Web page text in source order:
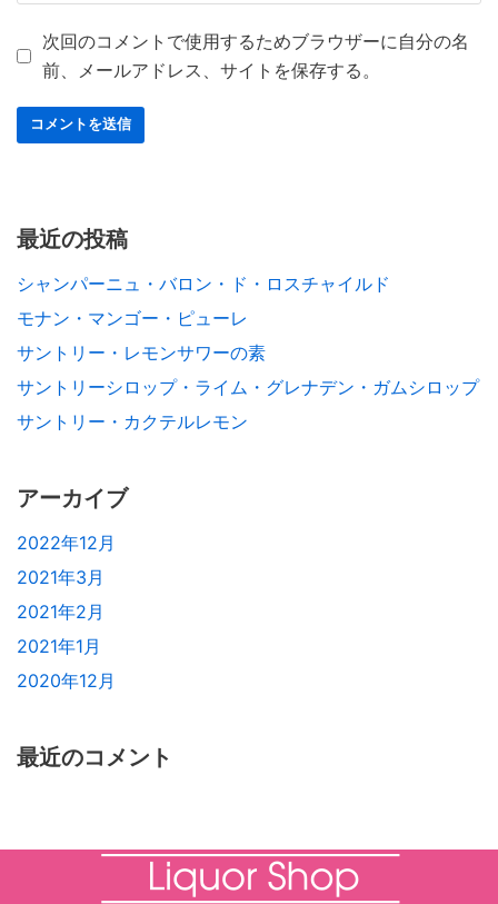
次回のコメントで使用するためブラウザーに自分の名
前、メールアドレス、サイトを保存する。
最近の投稿
シャンパーニュ・バロン・ド・ロスチャイルド
モナン・マンゴー・ピューレ
サントリー・レモンサワーの素
サントリーシロップ・ライム・グレナデン・ガムシロップ
サントリー・カクテルレモン
アーカイブ
2022年12月
2021年3月
2021年2月
2021年1月
2020年12月
最近のコメント